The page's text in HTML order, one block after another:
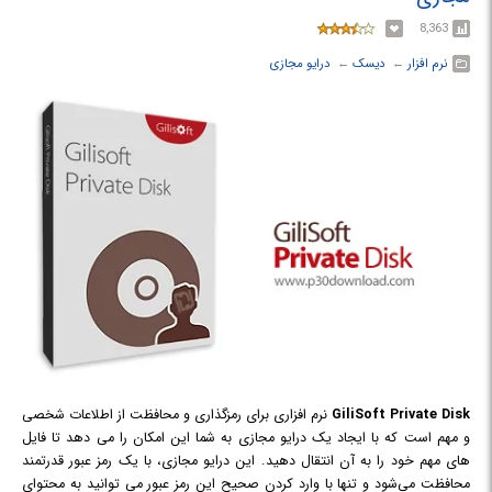
8,363
نرم افزار ← ‏ دیسک ← ‏ درایو مجازی
GiliSoft Private Disk نرم افزاری برای رمزگذاری و محافظت از اطلاعات شخصی
و مهم است که با ایجاد یک درایو مجازی به شما این امکان را می دهد تا فایل
های مهم خود را به آن انتقال دهید. این درایو مجازی، با یک رمز عبور قدرتمند
محافظت می‌شود و تنها با وارد کردن صحیح این رمز عبور می توانید به محتوای